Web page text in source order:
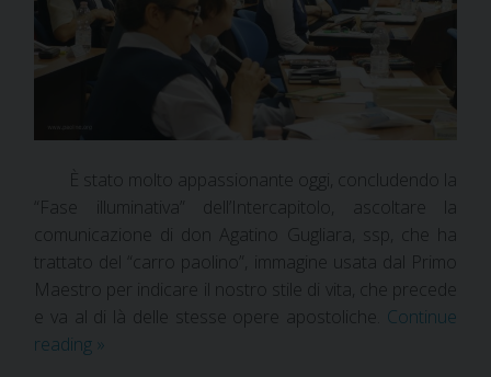
È stato molto appassionante oggi, concludendo la
“Fase illuminativa” dell’Intercapitolo, ascoltare la
comunicazione di don Agatino Gugliara, ssp, che ha
trattato del “carro paolino”, immagine usata dal Primo
Maestro per indicare il nostro stile di vita, che precede
e va al di là delle stesse opere apostoliche. Continue
reading »